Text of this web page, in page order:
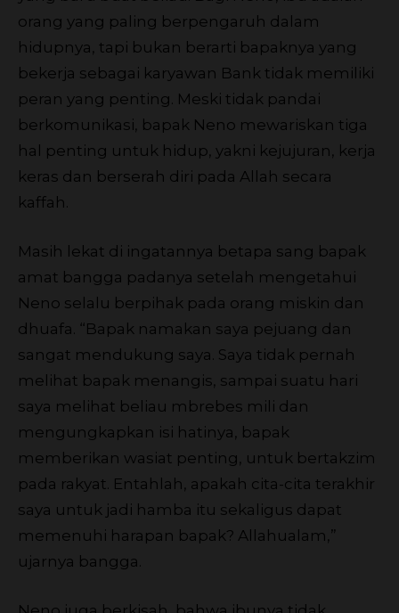
orang yang paling berpengaruh dalam
hidupnya, tapi bukan berarti bapaknya yang
bekerja sebagai karyawan Bank tidak memiliki
peran yang penting. Meski tidak pandai
berkomunikasi, bapak Neno mewariskan tiga
hal penting untuk hidup, yakni kejujuran, kerja
keras dan berserah diri pada Allah secara
kaffah.
Masih lekat di ingatannya betapa sang bapak
amat bangga padanya setelah mengetahui
Neno selalu berpihak pada orang miskin dan
dhuafa. “Bapak namakan saya pejuang dan
sangat mendukung saya. Saya tidak pernah
melihat bapak menangis, sampai suatu hari
saya melihat beliau mbrebes mili dan
mengungkapkan isi hatinya, bapak
memberikan wasiat penting, untuk bertakzim
pada rakyat. Entahlah, apakah cita-cita terakhir
saya untuk jadi hamba itu sekaligus dapat
memenuhi harapan bapak? Allahualam,”
ujarnya bangga.